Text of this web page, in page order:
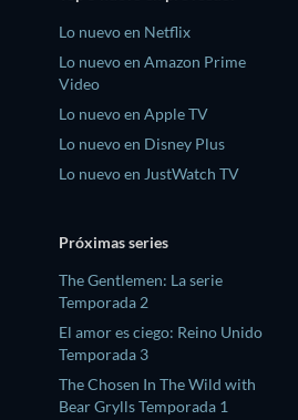
Lo nuevo en Netflix
Lo nuevo en Amazon Prime
Video
Lo nuevo en Apple TV
Lo nuevo en Disney Plus
Lo nuevo en JustWatch TV
Próximas series
The Gentlemen: La serie
Temporada 2
El amor es ciego: Reino Unido
Temporada 3
The Chosen In The Wild with
Bear Grylls Temporada 1